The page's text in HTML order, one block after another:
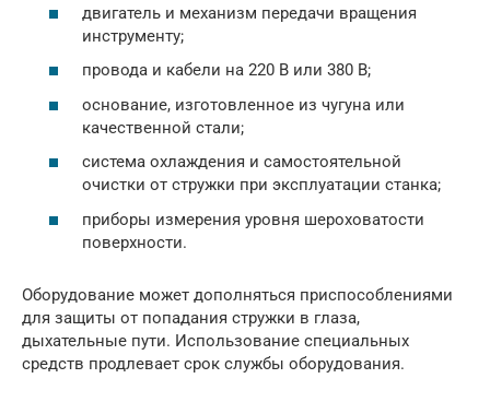
двигатель и механизм передачи вращения
инструменту;
провода и кабели на 220 В или 380 В;
основание, изготовленное из чугуна или
качественной стали;
система охлаждения и самостоятельной
очистки от стружки при эксплуатации станка;
приборы измерения уровня шероховатости
поверхности.
Оборудование может дополняться приспособлениями
для защиты от попадания стружки в глаза,
дыхательные пути. Использование специальных
средств продлевает срок службы оборудования.